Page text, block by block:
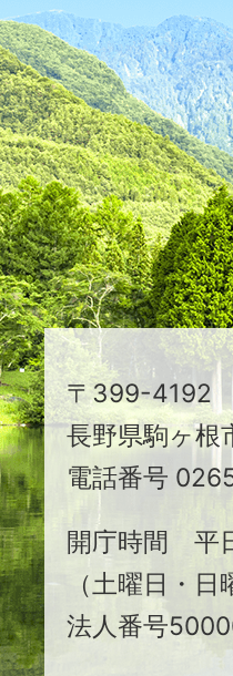
た
つ
映
え
る
ま
ち
駒
ヶ
根
市
〒399-4192
長野県駒ヶ根
電話番号
開庁時間 平
（土曜日・
法人番号